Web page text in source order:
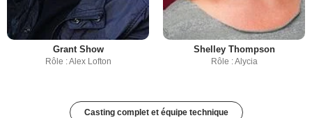
Grant Show
Rôle : Alex Lofton
Shelley Thompson
Rôle : Alycia
Casting complet et équipe technique